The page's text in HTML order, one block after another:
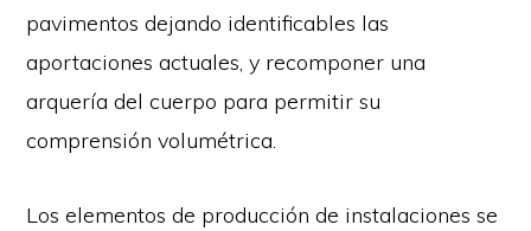
pavimentos dejando identificables las
aportaciones actuales, y recomponer una
arquería del cuerpo para permitir su
comprensión volumétrica.
Los elementos de producción de instalaciones se